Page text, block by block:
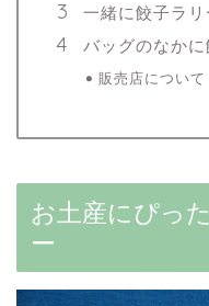
一緒に餃子ラ
バッグのなか
販売店について
お土産にぴっ
ー